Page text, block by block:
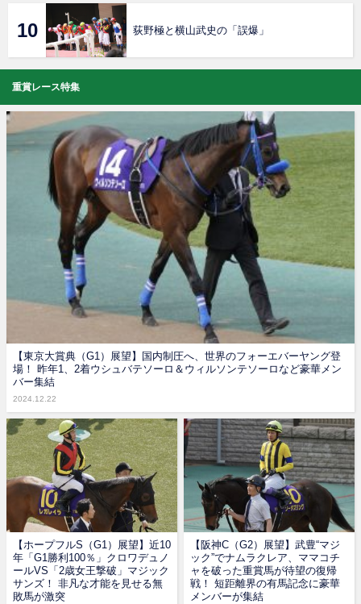
荻野極と横山武史の「誤爆」
重賞レース特集
【東京大賞典（G1）展望】国内制圧へ、世界のフォーエバーヤング登
場！ 昨年1、2着ウシュバテソーロ＆ウィルソンテソーロなど豪華メン
バー集結
2024.12.22
【ホープフルS（G1）展望】近10
年「G1勝利100％」クロワデュノ
ールVS「2歳女王撃破」マジック
サンズ！ 非凡な才能を見せる無
敗馬が激突
【阪神C（G2）展望】武豊“マジ
ック”でナムラクレア、ママコチ
ャを破った重賞馬が待望の復帰
戦！ 短距離界の有馬記念に豪華
メンバーが集結